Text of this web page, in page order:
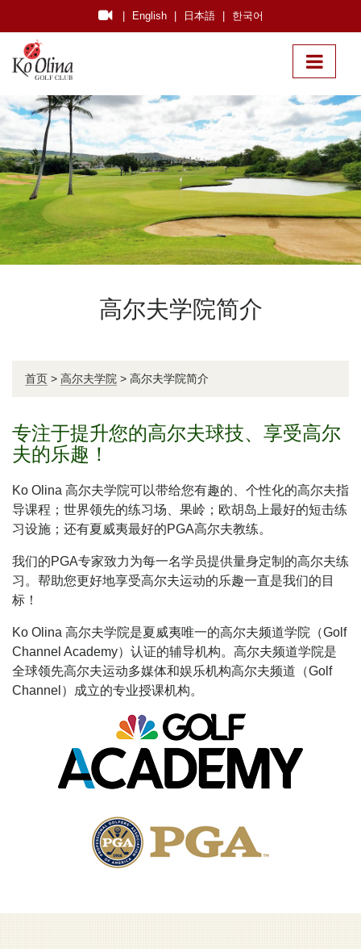
English 日本語 한국어
高尔夫学院简介
首页 > 高尔夫学院 > 高尔夫学院简介
专注于提升您的高尔夫球技、享受高尔
夫的乐趣！
Ko Olina 高尔夫学院可以带给您有趣的、个性化的高尔夫指
导课程；世界领先的练习场、果岭；欧胡岛上最好的短击练
习设施；还有夏威夷最好的PGA高尔夫教练。
我们的PGA专家致力为每一名学员提供量身定制的高尔夫练
习。帮助您更好地享受高尔夫运动的乐趣一直是我们的目
标！
Ko Olina 高尔夫学院是夏威夷唯一的高尔夫频道学院（Golf
Channel Academy）认证的辅导机构。高尔夫频道学院是
全球领先高尔夫运动多媒体和娱乐机构高尔夫频道（Golf
Channel）成立的专业授课机构。